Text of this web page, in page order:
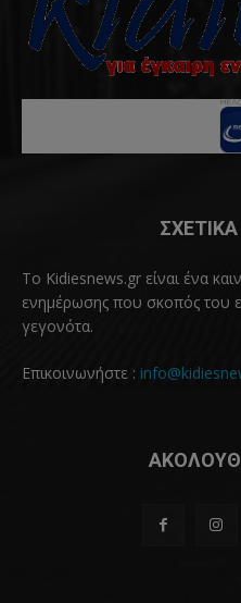
Το Kidiesnews.gr είναι ένα
ενημέρωσης που σκοπός του
γεγονότα.
Επικοινωνήστε :